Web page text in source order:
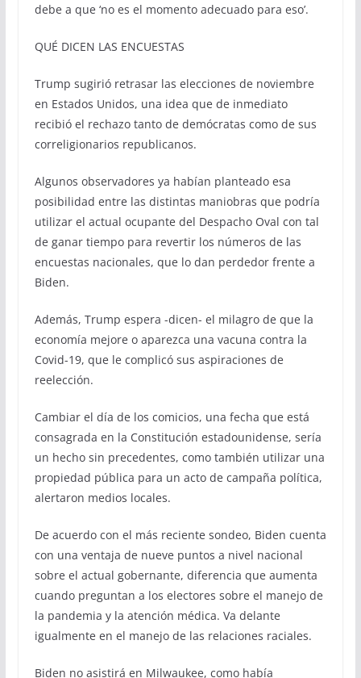
debe a que ‘no es el momento adecuado para eso’.
QUÉ DICEN LAS ENCUESTAS
Trump sugirió retrasar las elecciones de noviembre
en Estados Unidos, una idea que de inmediato
recibió el rechazo tanto de demócratas como de sus
correligionarios republicanos.
Algunos observadores ya habían planteado esa
posibilidad entre las distintas maniobras que podría
utilizar el actual ocupante del Despacho Oval con tal
de ganar tiempo para revertir los números de las
encuestas nacionales, que lo dan perdedor frente a
Biden.
Además, Trump espera -dicen- el milagro de que la
economía mejore o aparezca una vacuna contra la
Covid-19, que le complicó sus aspiraciones de
reelección.
Cambiar el día de los comicios, una fecha que está
consagrada en la Constitución estadounidense, sería
un hecho sin precedentes, como también utilizar una
propiedad pública para un acto de campaña política,
alertaron medios locales.
De acuerdo con el más reciente sondeo, Biden cuenta
con una ventaja de nueve puntos a nivel nacional
sobre el actual gobernante, diferencia que aumenta
cuando preguntan a los electores sobre el manejo de
la pandemia y la atención médica. Va delante
igualmente en el manejo de las relaciones raciales.
Biden no asistirá en Milwaukee, como había